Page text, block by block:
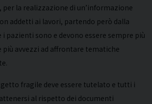
per la realizzazione di un’informazione
addetti ai lavori, partendo però dalla
pazienti sono e devono essere sempre più
avvezzi ad affrontare tematiche
fragile deve essere tutelato e tutti i
al rispetto dei documenti